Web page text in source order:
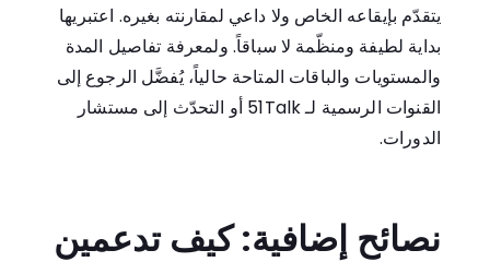
يتقدّم بإيقاعه الخاص ولا داعي لمقارنته بغيره. اعتبريها
بداية لطيفة ومنظّمة لا سباقاً. ولمعرفة تفاصيل المدة
والمستويات والباقات المتاحة حالياً، يُفضَّل الرجوع إلى
القنوات الرسمية لـ 51Talk أو التحدّث إلى مستشار
الدورات.
نصائح إضافية: كيف تدعمين